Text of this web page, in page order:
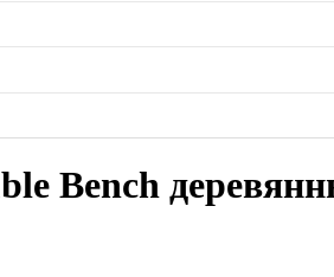
Bench